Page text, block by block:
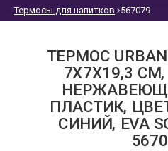
Термосы для напитков 567079
ТЕРМОС URBAN
7X7X19,3
ПЛАСТИК,
СИНИЙ, EVA